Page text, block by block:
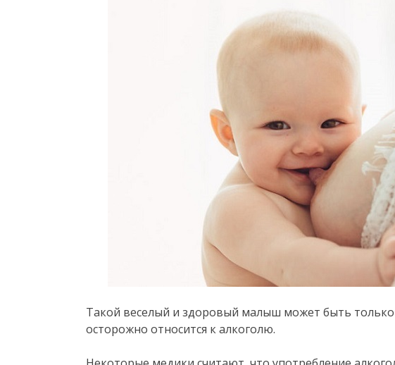
Такой веселый и здоровый малыш может быть
осторожно относится к алкоголю.